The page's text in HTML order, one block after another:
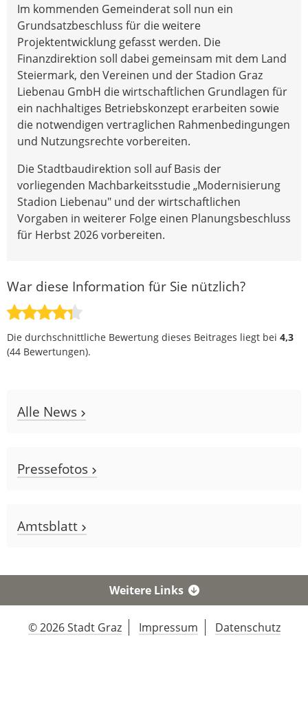
Im kommenden Gemeinderat soll nun ein
Grundsatzbeschluss für die weitere
Projektentwicklung gefasst werden. Die
Finanzdirektion soll dabei gemeinsam mit dem Land
Steiermark, den Vereinen und der Stadion Graz
Liebenau GmbH die wirtschaftlichen Grundlagen für
ein nachhaltiges Betriebskonzept erarbeiten sowie
die notwendigen vertraglichen Rahmenbedingungen
und Nutzungsrechte vorbereiten.
Die Stadtbaudirektion soll auf Basis der
vorliegenden Machbarkeitsstudie „Modernisierung
Stadion Liebenau" und der wirtschaftlichen
Vorgaben in weiterer Folge einen Planungsbeschluss
für Herbst 2026 vorbereiten.
War diese Information für Sie nützlich?
Die durchschnittliche Bewertung dieses Beitrages liegt bei 4,3
(44 Bewertungen).
Alle News
Pressefotos
Amtsblatt
Weitere Links
© 2026 Stadt Graz Impressum Datenschutz